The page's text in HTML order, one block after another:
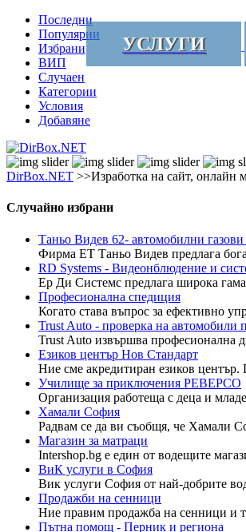
Последни
Популярни
Избрани
ВИП
Случаен
Категории
Условия
Добавяне
УСЛУГИ
DirBox.NET >>Изработка на сайт, онлайн
Случайно избрани
Таньо Видев 62- автомобилни газови
Фирма ЕТ Таньо Видев предлага
RD Systems - Видеонблюдение и
Ер Ди Системс предлага широка
Професионална спедиция
Когато става въпрос за ефективно
Trust Auto - проверка на автомобили
Trust Auto извършва професионална
Езиков център Нов Стандарт
Ние сме акредитиран езиков
Училище за приключения РЕВЕРСО
Организация работеща с деца и
Хамали София
Радвам се да ви съобщя, че Хамали
Магазин за матраци
Intershop.bg e един от водещите
ВиК услуги в София
Вик услуги София от най-добрите
Продажби на сенници
Ние правим продажба на сенници и
Пътна помощ - Перник и региона